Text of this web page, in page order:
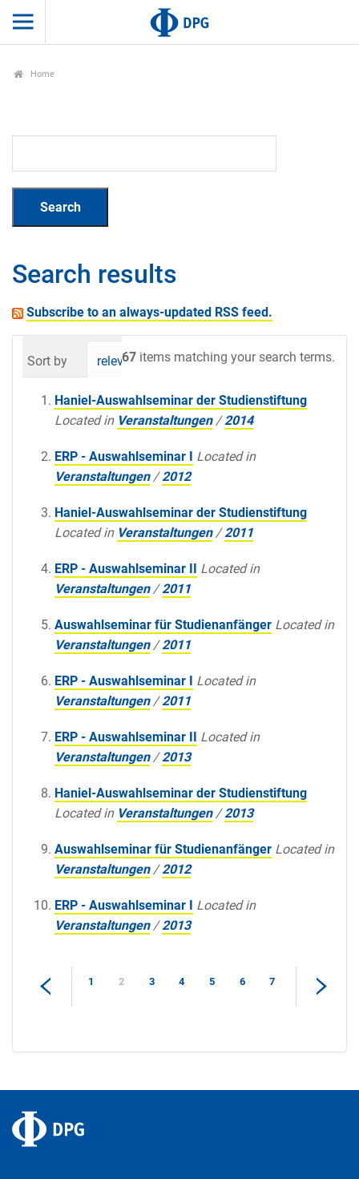
Home
Search results
Subscribe to an always-updated RSS feed.
67 items matching your search terms.
Sort by relevance date (newest first)
Haniel-Auswahlseminar der Studienstiftung
Located in Veranstaltungen /2014
ERP - Auswahlseminar I Located in
Veranstaltungen /2012
Haniel-Auswahlseminar der Studienstiftung
Located in Veranstaltungen /2011
ERP - Auswahlseminar II Located in
Veranstaltungen /2011
Auswahlseminar für Studienanfänger Located in
Veranstaltungen /2011
ERP - Auswahlseminar I Located in
Veranstaltungen /2011
ERP - Auswahlseminar II Located in
Veranstaltungen /2013
Haniel-Auswahlseminar der Studienstiftung
Located in Veranstaltungen /2013
Auswahlseminar für Studienanfänger Located in
Veranstaltungen /2012
ERP - Auswahlseminar I Located in
Veranstaltungen /2013
1 2 3 4 5 6 7